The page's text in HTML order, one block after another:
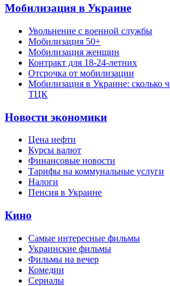
Мобилизация в Украине
Увольнение с военной службы
Мобилизация 50+
Мобилизация женщин
Контракт для 18-24-летних
Отсрочка от мобилизации
Мобилизация в Украине: сколько
ТЦК
Новости экономики
Цена нефти
Курсы валют
Финансовые новости
Тарифы на коммунальные услуги
Налоги
Пенсия в Украине
Кино
Самые интересные фильмы
Украинские фильмы
Фильмы на вечер
Комедии
Сериалы